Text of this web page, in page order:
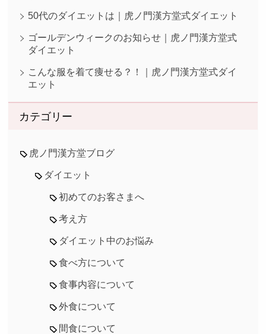
50代のダイエットは｜虎ノ門漢方堂式ダイエット
ゴールデンウィークのお知らせ｜虎ノ門漢方堂式
ダイエット
こんな服を着て痩せる？！｜虎ノ門漢方堂式ダイ
エット
カテゴリー
虎ノ門漢方堂ブログ
ダイエット
初めてのお客さまへ
考え方
ダイエット中のお悩み
食べ方について
食事内容について
外食について
間食について